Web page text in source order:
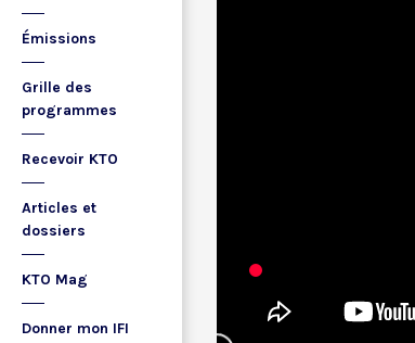
Émissions
Grille des
programmes
Recevoir KTO
Articles et
dossiers
KTO Mag
Donner mon IFI